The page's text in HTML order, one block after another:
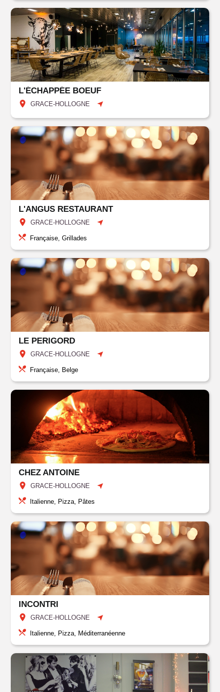
L'ÉCHAPPÉE BOEUF
GRACE-HOLLOGNE
L'ANGUS RESTAURANT
GRACE-HOLLOGNE
Française, Grillades
LE PERIGORD
GRACE-HOLLOGNE
Française, Belge
CHEZ ANTOINE
GRACE-HOLLOGNE
Italienne, Pizza, Pâtes
INCONTRI
GRACE-HOLLOGNE
Italienne, Pizza, Méditerranéenne